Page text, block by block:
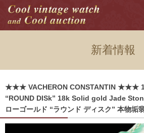
新着情報
★★★ VACHERON CONSTANTIN ★★★
“ROUND DISk” 18k Solid gold Jade
ローゴールド “ラウンド ディスク” 本物垢